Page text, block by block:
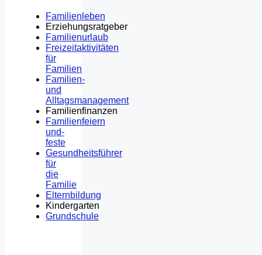
Familienleben
Erziehungsratgeber
Familienurlaub
Freizeitaktivitäten
für
Familien
Familien-
und
Alltagsmanagement
Familienfinanzen
Familienfeiern
und-
feste
Gesundheitsführer
für
die
Familie
Elternbildung
Kindergarten
Grundschule